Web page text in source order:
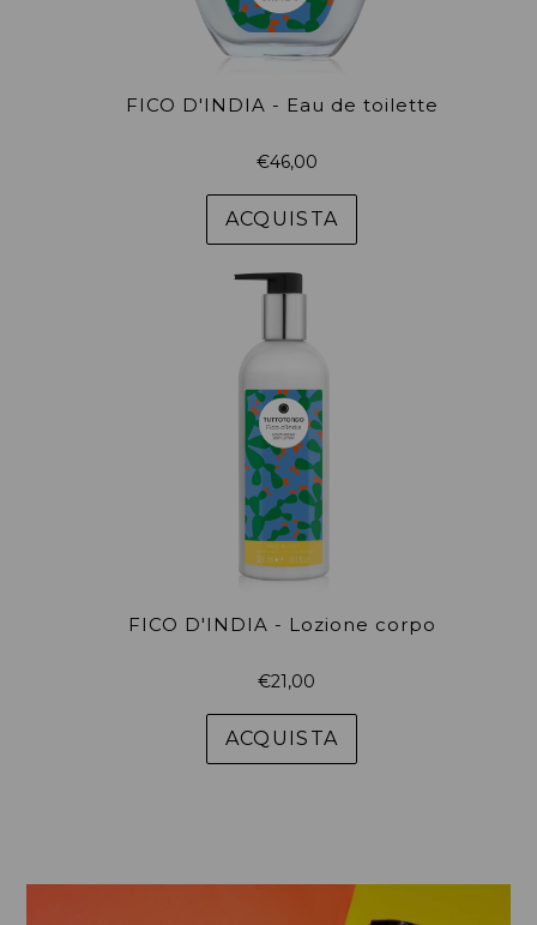
FICO D'INDIA - Eau de toilette
di
listino
€46,00
ACQUISTA
FICO D'INDIA - Lozione corpo
di
listino
€21,00
ACQUISTA